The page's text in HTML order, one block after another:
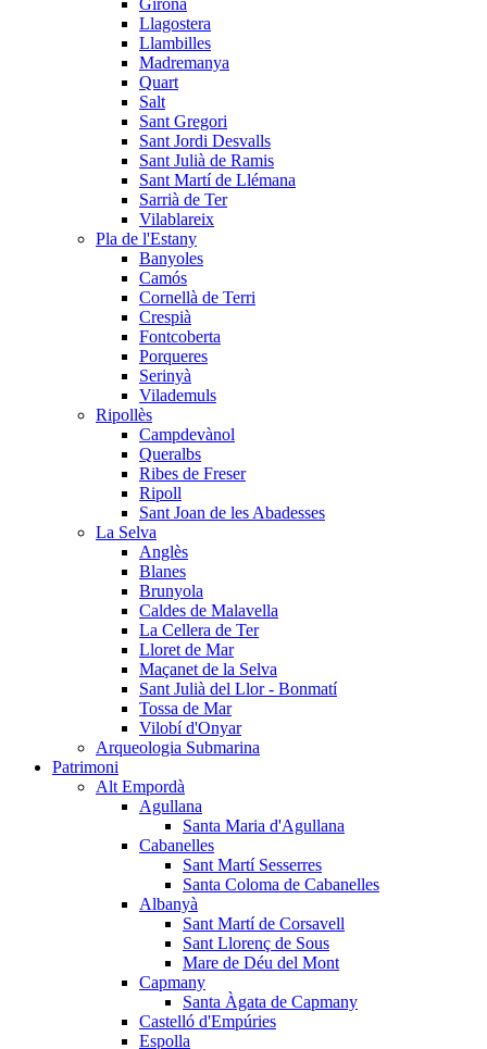
Girona
Llagostera
Llambilles
Madremanya
Quart
Salt
Sant Gregori
Sant Jordi Desvalls
Sant Julià de Ramis
Sant Martí de Llémana
Sarrià de Ter
Vilablareix
Pla de l'Estany
Banyoles
Camós
Cornellà de Terri
Crespià
Fontcoberta
Porqueres
Serinyà
Vilademuls
Ripollès
Campdevànol
Queralbs
Ribes de Freser
Ripoll
Sant Joan de les Abadesses
La Selva
Anglès
Blanes
Brunyola
Caldes de Malavella
La Cellera de Ter
Lloret de Mar
Maçanet de la Selva
Sant Julià del Llor - Bonmatí
Tossa de Mar
Vilobí d'Onyar
Arqueologia Submarina
Patrimoni
Alt Empordà
Agullana
Santa Maria d'Agullana
Cabanelles
Sant Martí Sesserres
Santa Coloma de Cabanelles
Albanyà
Sant Martí de Corsavell
Sant Llorenç de Sous
Mare de Déu del Mont
Capmany
Santa Àgata de Capmany
Castelló d'Empúries
Espolla